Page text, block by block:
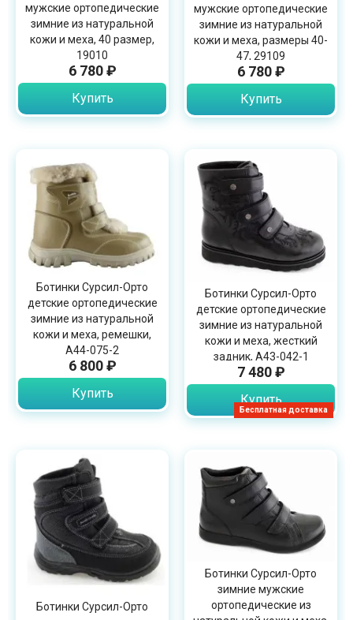
мужские ортопедические
зимние из натуральной
кожи и меха, 40 размер,
19010
6 780 ₽
Купить
мужские ортопедические
зимние из натуральной
кожи и меха, размеры 40-
47, 29109
6 780 ₽
Купить
Ботинки Сурсил-Орто
детские ортопедические
зимние из натуральной
кожи и меха, ремешки,
A44-075-2
6 800 ₽
Купить
Бесплатная доставка
Ботинки Сурсил-Орто
детские ортопедические
зимние из натуральной
кожи и меха, жесткий
задник, А43-042-1
7 480 ₽
Купить
Ботинки Сурсил-Орто
Ботинки Сурсил-Орто
зимние мужские
ортопедические из